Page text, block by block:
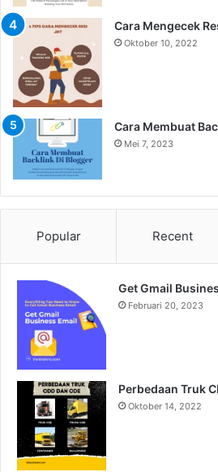
Cara Mengecek
Oktober 10, 2022
Cara Membuat
Mei 7, 2023
Popular Recent
Get Gmail
Februari 20, 2023
Perbedaan Truk
Oktober 14, 2022